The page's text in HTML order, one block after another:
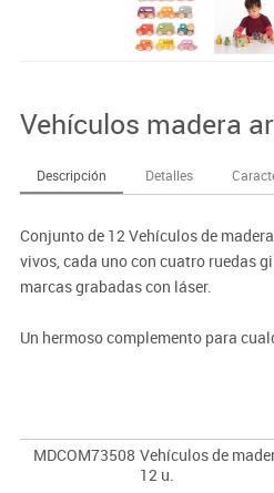
Vehículos madera
Descripción Detalles
Conjunto de 12 Vehículos de
vivos, cada uno con cuatro ruedas
marcas grabadas con láser.
Un hermoso complemento para
cuentos y desarrollar la motricidad
MDCOM73508 Vehículos de
12 u.